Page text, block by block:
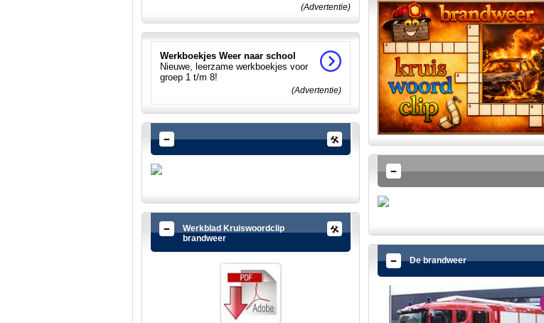
(Advertentie)
Werkboekjes Weer naar school
Nieuwe, leerzame werkboekjes voor
groep 1 t/m 8!
(Advertentie)
Werkblad Kruiswoordclip
brandweer
De brandweer